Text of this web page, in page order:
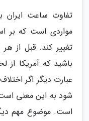
تفاوت ساعت ایران
مواردی است که بر
تغییر کند. قبل از
باشید که آمریکا از
است. موضوع مهم